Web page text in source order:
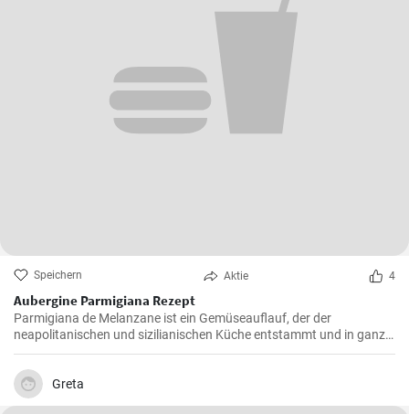
Speichern Aktie 4
Aubergine Parmigiana Rezept
Parmigiana de Melanzane ist ein Gemüseauflauf, der der
neapolitanischen und sizilianischen Küche entstammt und in ganz
Süditalien verbreitet ist. Melanzane - deutsch sind Auberginen
welche mit Parmesan Käse und Mozzarella überbacken werden.
Greta